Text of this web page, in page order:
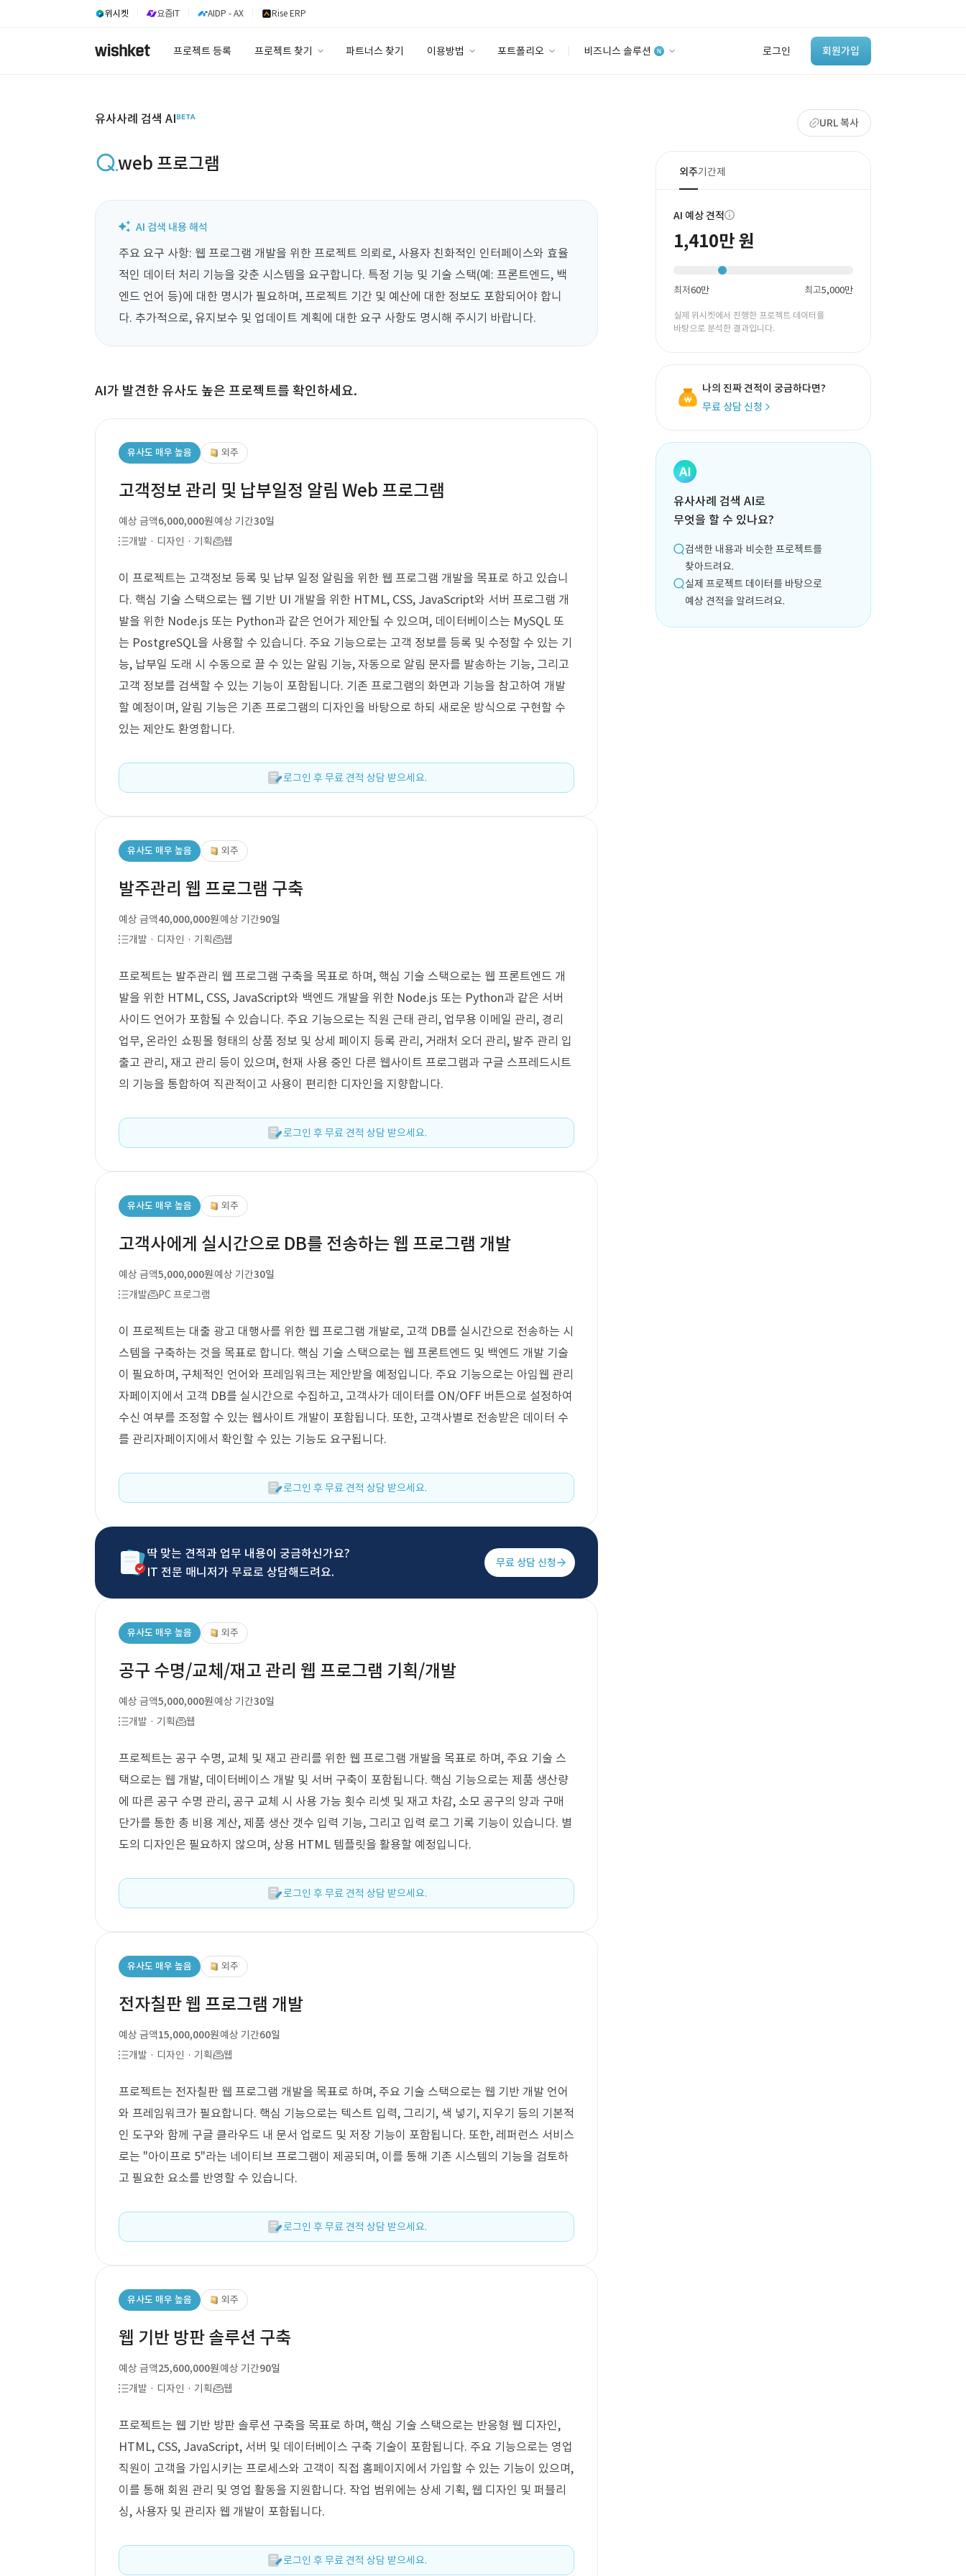
위시켓 요즘IT AIDP - AX Rise ERP
프로젝트 등록 프로젝트 찾기 파트너스 찾기 이용방법 포트폴리오 비즈니스 솔루션 로그인 회원가입
‘이런 거’ 만들어본
개발 회사 있어?
바로가기
유사사례 검색 AI URL 복사
web 프로그램
주요 요구 사항: 웹 프로그램 개발을 위한 프로젝트 의뢰로, 사용자 친화적인 인터페이스와 효율
적인 데이터 처리 기능을 갖춘 시스템을 요구합니다. 특정 기능 및 기술 스택(예: 프론트엔드, 백
엔드 언어 등)에 대한 명시가 필요하며, 프로젝트 기간 및 예산에 대한 정보도 포함되어야 합니
다. 추가적으로, 유지보수 및 업데이트 계획에 대한 요구 사항도 명시해 주시기 바랍니다.
AI가 발견한 유사도 높은 프로젝트를 확인하세요.
유사도 매우 높음 외주
고객정보 관리 및 납부일정 알림 Web 프로그램
예상 금액6,000,000원예상 기간30일
개발 · 디자인 · 기획
웹
이 프로젝트는 고객정보 등록 및 납부 일정 알림을 위한 웹 프로그램 개발을 목표로 하고 있습니
다. 핵심 기술 스택으로는 웹 기반 UI 개발을 위한 HTML, CSS, JavaScript와 서버 프로그램 개
발을 위한 Node.js 또는 Python과 같은 언어가 제안될 수 있으며, 데이터베이스는 MySQL 또
는 PostgreSQL을 사용할 수 있습니다. 주요 기능으로는 고객 정보를 등록 및 수정할 수 있는 기
능, 납부일 도래 시 수동으로 끌 수 있는 알림 기능, 자동으로 알림 문자를 발송하는 기능, 그리고
고객 정보를 검색할 수 있는 기능이 포함됩니다. 기존 프로그램의 화면과 기능을 참고하여 개발
할 예정이며, 알림 기능은 기존 프로그램의 디자인을 바탕으로 하되 새로운 방식으로 구현할 수
있는 제안도 환영합니다.
로그인 후 무료 견적 상담 받으세요.
유사도 매우 높음 외주
발주관리 웹 프로그램 구축
예상 금액40,000,000원예상 기간90일
개발 · 디자인 · 기획
웹
프로젝트는 발주관리 웹 프로그램 구축을 목표로 하며, 핵심 기술 스택으로는 웹 프론트엔드 개
발을 위한 HTML, CSS, JavaScript와 백엔드 개발을 위한 Node.js 또는 Python과 같은 서버
사이드 언어가 포함될 수 있습니다. 주요 기능으로는 직원 근태 관리, 업무용 이메일 관리, 경리
업무, 온라인 쇼핑몰 형태의 상품 정보 및 상세 페이지 등록 관리, 거래처 오더 관리, 발주 관리 입
출고 관리, 재고 관리 등이 있으며, 현재 사용 중인 다른 웹사이트 프로그램과 구글 스프레드시트
의 기능을 통합하여 직관적이고 사용이 편리한 디자인을 지향합니다.
로그인 후 무료 견적 상담 받으세요.
유사도 매우 높음 외주
고객사에게 실시간으로 DB를 전송하는 웹 프로그램 개발
예상 금액5,000,000원예상 기간30일
개발
PC 프로그램
이 프로젝트는 대출 광고 대행사를 위한 웹 프로그램 개발로, 고객 DB를 실시간으로 전송하는 시
스템을 구축하는 것을 목표로 합니다. 핵심 기술 스택으로는 웹 프론트엔드 및 백엔드 개발 기술
이 필요하며, 구체적인 언어와 프레임워크는 제안받을 예정입니다. 주요 기능으로는 아임웹 관리
자페이지에서 고객 DB를 실시간으로 수집하고, 고객사가 데이터를 ON/OFF 버튼으로 설정하여
수신 여부를 조정할 수 있는 웹사이트 개발이 포함됩니다. 또한, 고객사별로 전송받은 데이터 수
를 관리자페이지에서 확인할 수 있는 기능도 요구됩니다.
로그인 후 무료 견적 상담 받으세요.
딱 맞는 견적과 업무 내용이 궁금하신가요?
IT 전문 매니저가 무료로 상담해드려요.
무료 상담 신청
유사도 매우 높음 외주
공구 수명/교체/재고 관리 웹 프로그램 기획/개발
예상 금액5,000,000원예상 기간30일
개발 · 기획
웹
프로젝트는 공구 수명, 교체 및 재고 관리를 위한 웹 프로그램 개발을 목표로 하며, 주요 기술 스
택으로는 웹 개발, 데이터베이스 개발 및 서버 구축이 포함됩니다. 핵심 기능으로는 제품 생산량
에 따른 공구 수명 관리, 공구 교체 시 사용 가능 횟수 리셋 및 재고 차감, 소모 공구의 양과 구매
단가를 통한 총 비용 계산, 제품 생산 갯수 입력 기능, 그리고 입력 로그 기록 기능이 있습니다. 별
도의 디자인은 필요하지 않으며, 상용 HTML 템플릿을 활용할 예정입니다.
로그인 후 무료 견적 상담 받으세요.
유사도 매우 높음 외주
전자칠판 웹 프로그램 개발
예상 금액15,000,000원예상 기간60일
개발 · 디자인 · 기획
웹
프로젝트는 전자칠판 웹 프로그램 개발을 목표로 하며, 주요 기술 스택으로는 웹 기반 개발 언어
와 프레임워크가 필요합니다. 핵심 기능으로는 텍스트 입력, 그리기, 색 넣기, 지우기 등의 기본적
인 도구와 함께 구글 클라우드 내 문서 업로드 및 저장 기능이 포함됩니다. 또한, 레퍼런스 서비스
로는 "아이프로 5"라는 네이티브 프로그램이 제공되며, 이를 통해 기존 시스템의 기능을 검토하
고 필요한 요소를 반영할 수 있습니다.
로그인 후 무료 견적 상담 받으세요.
유사도 매우 높음 외주
웹 기반 방판 솔루션 구축
예상 금액25,600,000원예상 기간90일
개발 · 디자인 · 기획
웹
프로젝트는 웹 기반 방판 솔루션 구축을 목표로 하며, 핵심 기술 스택으로는 반응형 웹 디자인,
HTML, CSS, JavaScript, 서버 및 데이터베이스 구축 기술이 포함됩니다. 주요 기능으로는 영업
직원이 고객을 가입시키는 프로세스와 고객이 직접 홈페이지에서 가입할 수 있는 기능이 있으며,
이를 통해 회원 관리 및 영업 활동을 지원합니다. 작업 범위에는 상세 기획, 웹 디자인 및 퍼블리
싱, 사용자 및 관리자 웹 개발이 포함됩니다.
로그인 후 무료 견적 상담 받으세요.
외주기간제
AI 예상 견적
1,410만 원
최저60만 최고5,000만
실제 위시켓에서 진행한 프로젝트 데이터를
바탕으로 분석한 결과입니다.
나의 진짜 견적이 궁금하다면?
무료 상담 신청
유사사례 검색 AI로
무엇을 할 수 있나요?
검색한 내용과 비슷한 프로젝트를
찾아드려요.
실제 프로젝트 데이터를 바탕으로
예상 견적을 알려드려요.